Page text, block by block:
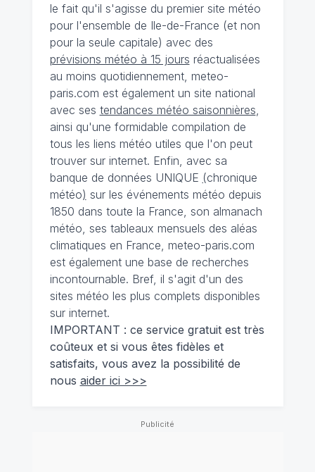
le fait qu'il s'agisse du premier site météo
pour l'ensemble de Ile-de-France (et non
pour la seule capitale) avec des
prévisions météo à 15 jours réactualisées
au moins quotidiennement, meteo-
paris.com est également un site national
avec ses tendances météo saisonnières
ainsi qu'une formidable compilation de
tous les liens météo utiles que l'on peut
trouver sur internet. Enfin, avec sa
banque de données UNIQUE (chronique
météo) sur les événements météo depuis
1850 dans toute la France, son almanach
météo, ses tableaux mensuels des aléas
climatiques en France, meteo-paris.com
est également une base de recherches
incontournable. Bref, il s'agit d'un des
sites météo les plus complets disponibles
sur internet.
IMPORTANT : ce service gratuit est très
coûteux et si vous êtes fidèles et
satisfaits, vous avez la possibilité de
nous aider ici >>>